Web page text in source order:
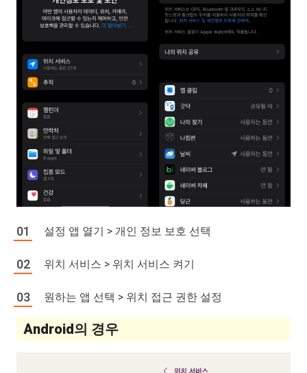
설정 앱 열기 > 개인 정보 보호 선택
위치 서비스 > 위치 서비스 켜기
원하는 앱 선택 > 위치 접근 권한 설정
Android의 경우